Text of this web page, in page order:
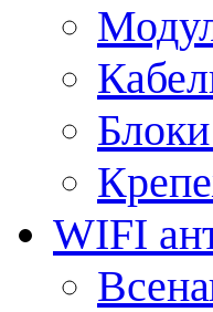
WIFI